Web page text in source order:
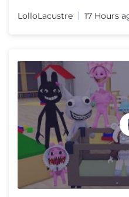
LolloLacustre 17 Hours